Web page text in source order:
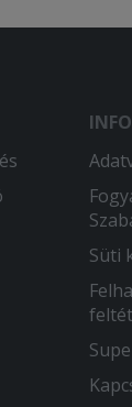
Süti